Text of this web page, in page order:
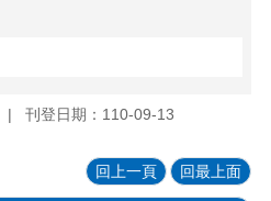
刊登日期：110-09-13
回上一頁 回最上面